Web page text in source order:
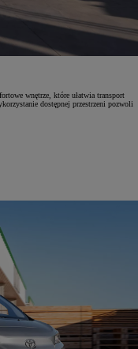
wnętrze, które ułatwia transport
dostępnej przestrzeni pozwoli